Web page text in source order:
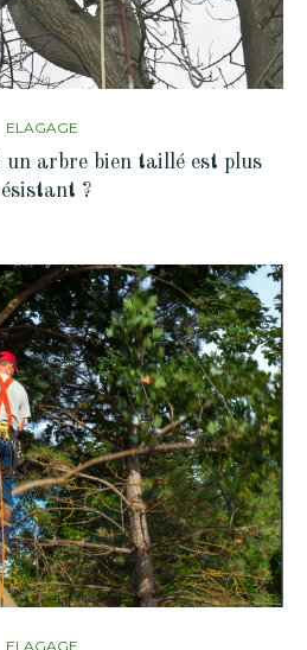
ELAGAGE
arbre bien taillé est plus
?
ELAGAGE